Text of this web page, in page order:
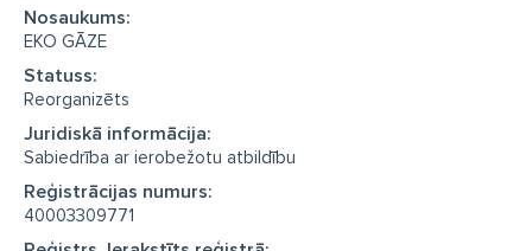
Nosaukums:
EKO GĀZE
Statuss:
Reorganizēts
Juridiskā informācija:
Sabiedrība ar ierobežotu atbildību
Reģistrācijas numurs:
40003309771